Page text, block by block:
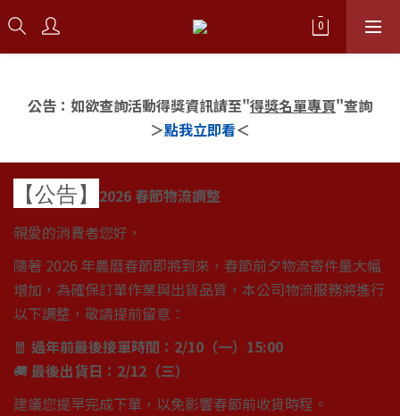
公告：如欲查詢活動得獎資訊請至"得獎名單專頁"查詢
＞點我立即看＜
【公告】
2026 春節物流調整
親愛的消費者您好，
隨著 2026 年農曆春節即將到來，春節前夕物流寄件量大幅
增加，為確保訂單作業與出貨品質，本公司物流服務將進行
以下調整，敬請提前留意：
🧧 過年前最後接單時間：2/10（一）15:00
🚚 最後出貨日：2/12（三）
建議您提早完成下單，以免影響春節前收貨時程。